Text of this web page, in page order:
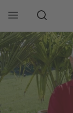
Mobile Suche